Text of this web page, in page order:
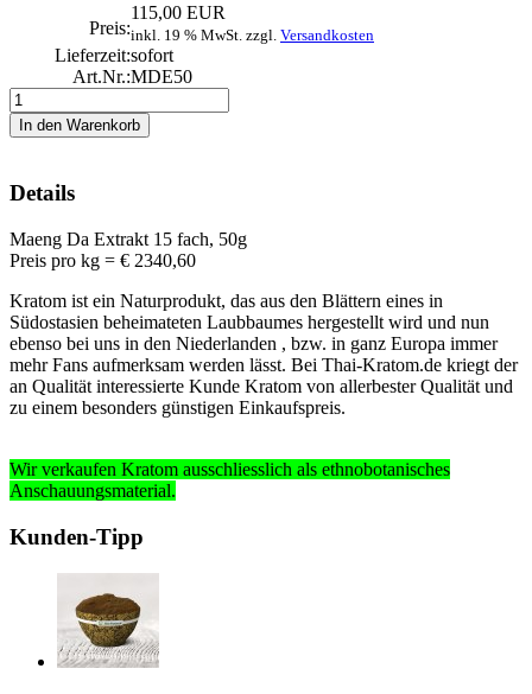
Preis:
115,00 EUR
inkl. 19 % MwSt. zzgl. Versandkosten
Lieferzeit:sofort
Art.Nr.:MDE50
Details
Maeng Da Extrakt 15 fach, 50g
Preis pro kg = € 2340,60
Kratom ist ein Naturprodukt, das aus den Blättern eines in
Südostasien beheimateten Laubbaumes hergestellt wird und nun
ebenso bei uns in den Niederlanden , bzw. in ganz Europa immer
mehr Fans aufmerksam werden lässt. Bei Thai-Kratom.de kriegt der
an Qualität interessierte Kunde Kratom von allerbester Qualität und
zu einem besonders günstigen Einkaufspreis.
Wir verkaufen Kratom ausschliesslich als ethnobotanisches
Anschauungsmaterial.
Kunden-Tipp